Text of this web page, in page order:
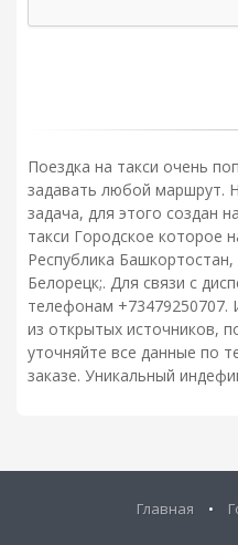
Поездка на такси очень
задавать любой маршрут.
задача, для этого создан
такси Городское которое
Республика
Белорецк;. Для связи с
телефонам
из открытых источников,
уточняйте все данные по
заказе. Уникальный
Главная •